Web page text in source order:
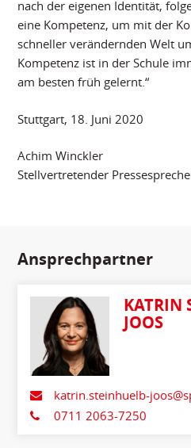
nach der eigenen Identität,
eine Kompetenz, um mit der
schneller verändernden Welt
Kompetenz ist in der Schule
am besten früh gelernt.“
Stuttgart, 18. Juni 2020
Achim Winckler
Stellvertretender
Ansprechpartner
KATRIN
JOOS
katrin.steinhuelb-
0711 2063-7250